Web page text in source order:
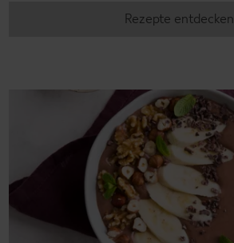
Rezepte entdecken